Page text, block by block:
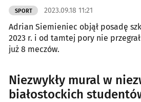
SPORT 2023.09.18 11:21
Adrian Siemieniec objął posadę
2023 r. i od tamtej pory nie
już 8 meczów.
Niezwykły mural w
białostockich